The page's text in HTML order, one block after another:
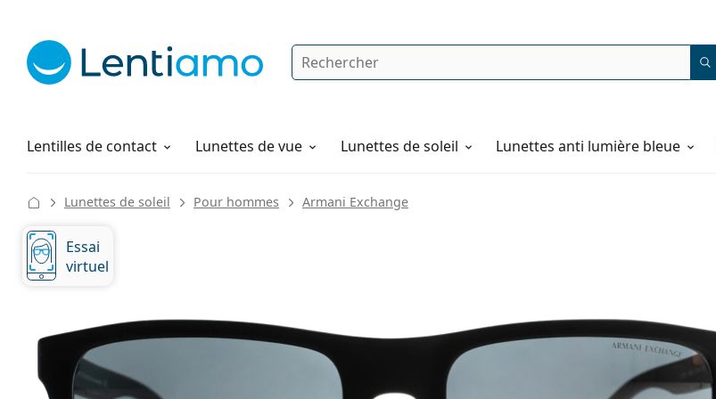
Rechercher
Lentilles de contact
Solutions Lunettes de vue Lunettes de soleil Lunettes anti lumière bleue
Comment commander
Lunettes de soleil Pour hommes Armani Exchange
Essai
virtuel